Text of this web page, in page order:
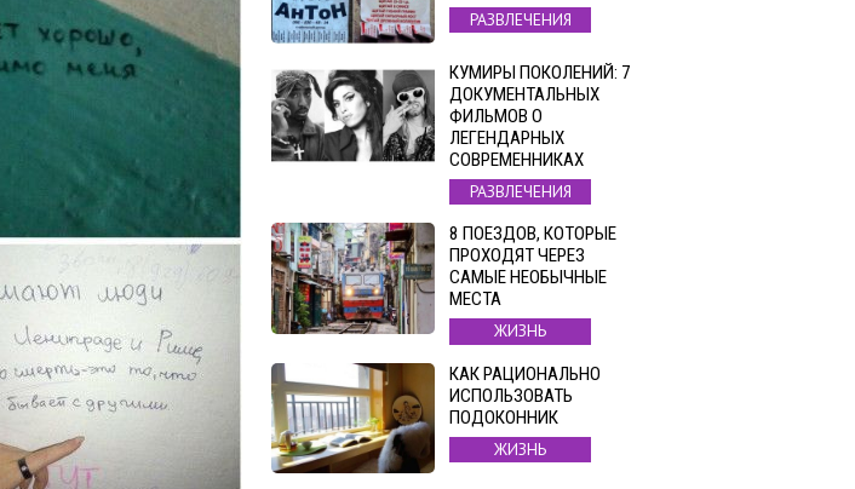
РАЗВЛЕЧЕНИЯ
КУМИРЫ ПОКОЛЕНИЙ: 7
ДОКУМЕНТАЛЬНЫХ
ФИЛЬМОВ О
ЛЕГЕНДАРНЫХ
СОВРЕМЕННИКАХ
РАЗВЛЕЧЕНИЯ
8 ПОЕЗДОВ, КОТОРЫЕ
ПРОХОДЯТ ЧЕРЕЗ
САМЫЕ НЕОБЫЧНЫЕ
МЕСТА
ЖИЗНЬ
КАК РАЦИОНАЛЬНО
ИСПОЛЬЗОВАТЬ
ПОДОКОННИК
ЖИЗНЬ